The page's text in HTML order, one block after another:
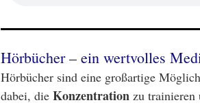
Hörbücher – ein wertvolles
Hörbücher sind eine großartige
dabei, die Konzentration zu trainieren